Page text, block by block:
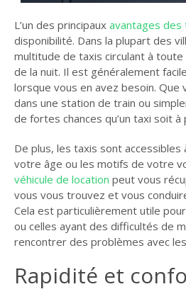
L’un des principaux avantages des
disponibilité. Dans la plupart des
multitude de taxis circulant à
de la nuit. Il est généralement
lorsque vous en avez besoin. Que
dans une station de train ou
de fortes chances qu’un taxi soit à
De plus, les taxis sont
votre âge ou les motifs de votre
véhicule de location peut vous
vous vous trouvez et vous
Cela est particulièrement utile
ou celles ayant des difficultés de
rencontrer des problèmes avec
Rapidité et